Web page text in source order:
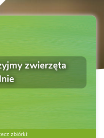
zwierzęta
zbiórki: